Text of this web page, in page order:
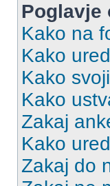
Poglavje
Kako na
Kako
Kako
Kako
Zakaj
Kako
Zakaj do